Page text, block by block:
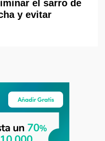
el sarro de
y evitar